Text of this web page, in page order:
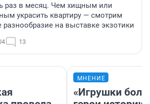
раз в месяц. Чем хищным или
украсить квартиру — смотрим
разнообразие на выставке экзотики
13
МНЕНИЕ
«Игрушки